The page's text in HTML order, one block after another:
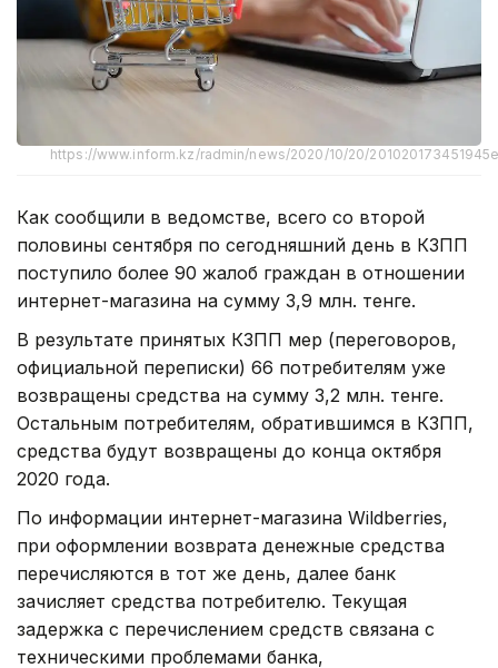
https://www.inform.kz/radmin/news/2020/10/20/
Как сообщили в ведомстве, всего со второй
половины сентября по сегодняшний день в КЗПП
поступило более 90 жалоб граждан в отношении
интернет-магазина на сумму 3,9 млн. тенге.
В результате принятых КЗПП мер (переговоров,
официальной переписки) 66 потребителям уже
возвращены средства на сумму 3,2 млн. тенге.
Остальным потребителям, обратившимся в КЗПП,
средства будут возвращены до конца октября
2020 года.
По информации интернет-магазина Wildberries,
при оформлении возврата денежные средства
перечисляются в тот же день, далее банк
зачисляет средства потребителю. Текущая
задержка с перечислением средств связана с
техническими проблемами банка,